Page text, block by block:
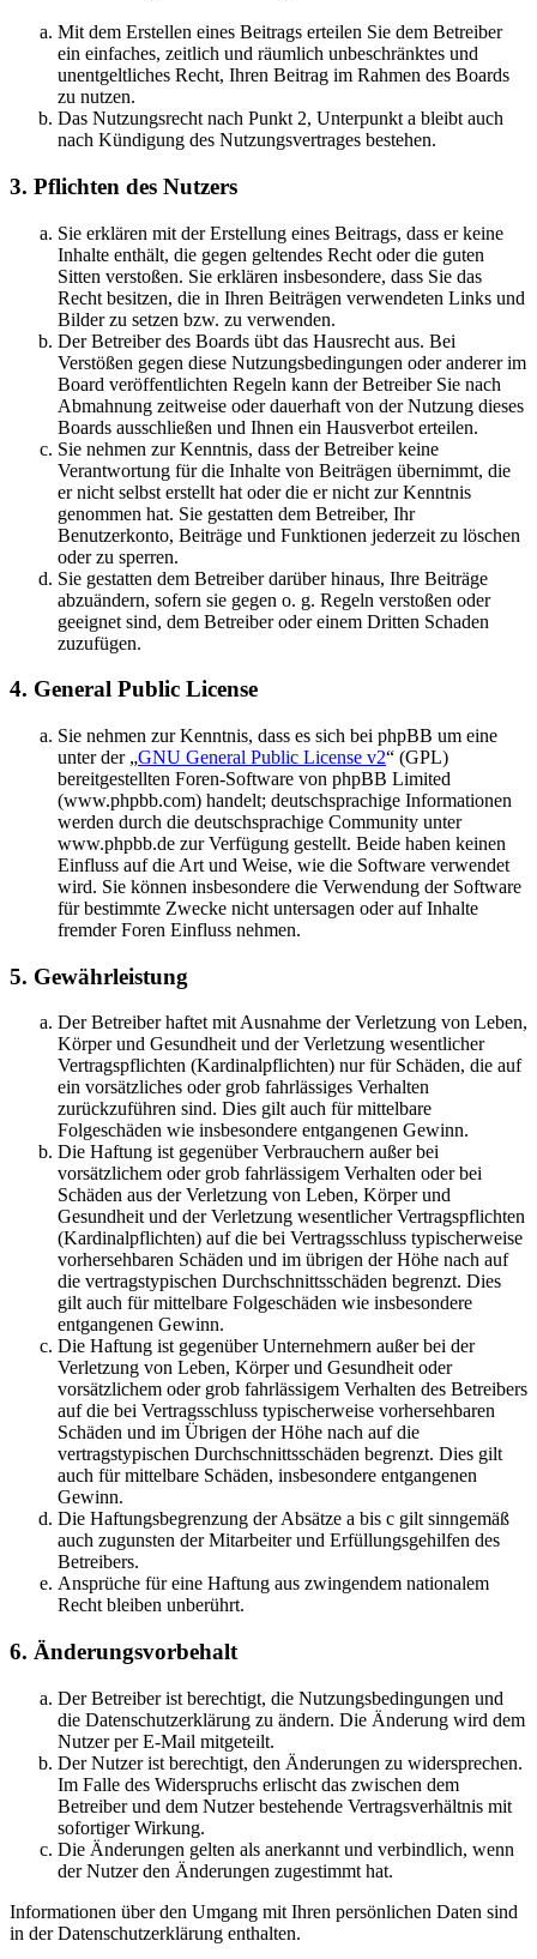
Mit dem Erstellen eines Beitrags erteilen Sie dem Betreiber
ein einfaches, zeitlich und räumlich unbeschränktes und
unentgeltliches Recht, Ihren Beitrag im Rahmen des Boards
zu nutzen.
Das Nutzungsrecht nach Punkt 2, Unterpunkt a bleibt auch
nach Kündigung des Nutzungsvertrages bestehen.
3. Pflichten des Nutzers
Sie erklären mit der Erstellung eines Beitrags, dass er keine
Inhalte enthält, die gegen geltendes Recht oder die guten
Sitten verstoßen. Sie erklären insbesondere, dass Sie das
Recht besitzen, die in Ihren Beiträgen verwendeten Links und
Bilder zu setzen bzw. zu verwenden.
Der Betreiber des Boards übt das Hausrecht aus. Bei
Verstößen gegen diese Nutzungsbedingungen oder anderer im
Board veröffentlichten Regeln kann der Betreiber Sie nach
Abmahnung zeitweise oder dauerhaft von der Nutzung dieses
Boards ausschließen und Ihnen ein Hausverbot erteilen.
Sie nehmen zur Kenntnis, dass der Betreiber keine
Verantwortung für die Inhalte von Beiträgen übernimmt, die
er nicht selbst erstellt hat oder die er nicht zur Kenntnis
genommen hat. Sie gestatten dem Betreiber, Ihr
Benutzerkonto, Beiträge und Funktionen jederzeit zu löschen
oder zu sperren.
Sie gestatten dem Betreiber darüber hinaus, Ihre Beiträge
abzuändern, sofern sie gegen o. g. Regeln verstoßen oder
geeignet sind, dem Betreiber oder einem Dritten Schaden
zuzufügen.
4. General Public License
Sie nehmen zur Kenntnis, dass es sich bei phpBB um eine
unter der „GNU General Public License v2“ (GPL)
bereitgestellten Foren-Software von phpBB Limited
(www.phpbb.com) handelt; deutschsprachige Informationen
werden durch die deutschsprachige Community unter
www.phpbb.de zur Verfügung gestellt. Beide haben keinen
Einfluss auf die Art und Weise, wie die Software verwendet
wird. Sie können insbesondere die Verwendung der Software
für bestimmte Zwecke nicht untersagen oder auf Inhalte
fremder Foren Einfluss nehmen.
5. Gewährleistung
Der Betreiber haftet mit Ausnahme der Verletzung von Leben,
Körper und Gesundheit und der Verletzung wesentlicher
Vertragspflichten (Kardinalpflichten) nur für Schäden, die auf
ein vorsätzliches oder grob fahrlässiges Verhalten
zurückzuführen sind. Dies gilt auch für mittelbare
Folgeschäden wie insbesondere entgangenen Gewinn.
Die Haftung ist gegenüber Verbrauchern außer bei
vorsätzlichem oder grob fahrlässigem Verhalten oder bei
Schäden aus der Verletzung von Leben, Körper und
Gesundheit und der Verletzung wesentlicher Vertragspflichten
(Kardinalpflichten) auf die bei Vertragsschluss typischerweise
vorhersehbaren Schäden und im übrigen der Höhe nach auf
die vertragstypischen Durchschnittsschäden begrenzt. Dies
gilt auch für mittelbare Folgeschäden wie insbesondere
entgangenen Gewinn.
Die Haftung ist gegenüber Unternehmern außer bei der
Verletzung von Leben, Körper und Gesundheit oder
vorsätzlichem oder grob fahrlässigem Verhalten des Betreibers
auf die bei Vertragsschluss typischerweise vorhersehbaren
Schäden und im Übrigen der Höhe nach auf die
vertragstypischen Durchschnittsschäden begrenzt. Dies gilt
auch für mittelbare Schäden, insbesondere entgangenen
Gewinn.
Die Haftungsbegrenzung der Absätze a bis c gilt sinngemäß
auch zugunsten der Mitarbeiter und Erfüllungsgehilfen des
Betreibers.
Ansprüche für eine Haftung aus zwingendem nationalem
Recht bleiben unberührt.
6. Änderungsvorbehalt
Der Betreiber ist berechtigt, die Nutzungsbedingungen und
die Datenschutzerklärung zu ändern. Die Änderung wird dem
Nutzer per E-Mail mitgeteilt.
Der Nutzer ist berechtigt, den Änderungen zu widersprechen.
Im Falle des Widerspruchs erlischt das zwischen dem
Betreiber und dem Nutzer bestehende Vertragsverhältnis mit
sofortiger Wirkung.
Die Änderungen gelten als anerkannt und verbindlich, wenn
der Nutzer den Änderungen zugestimmt hat.
Informationen über den Umgang mit Ihren persönlichen Daten sind
in der Datenschutzerklärung enthalten.